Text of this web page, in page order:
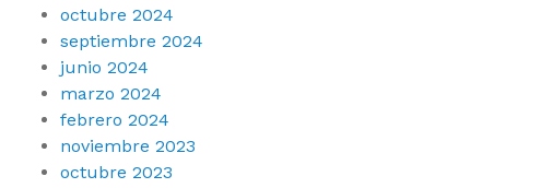
octubre 2024
septiembre 2024
junio 2024
marzo 2024
febrero 2024
noviembre 2023
octubre 2023